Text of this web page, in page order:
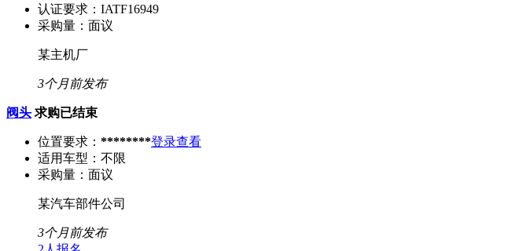
认证要求： IATF16949
采购量： 面议
某主机厂
3个月前发布
阀头 求购已结束
位置要求： ********登录查看
适用车型： 不限
采购量： 面议
某汽车部件公司
3个月前发布